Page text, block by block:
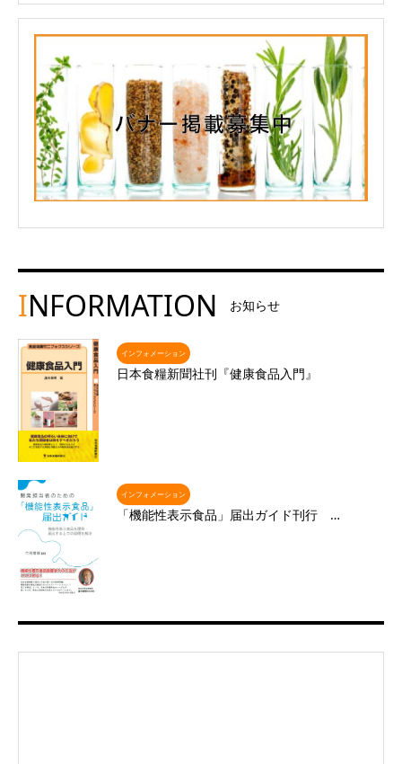
INFORMATION お知らせ
インフォメーション
日本食糧新聞社刊『健康食品入門』
インフォメーション
「機能性表示食品」届出ガイド刊行 …